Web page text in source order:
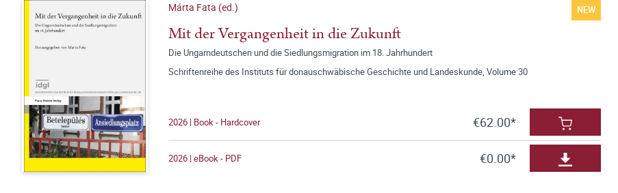
Márta Fata (ed.)
Mit der Vergangenheit in die Zukunft
NEW
Die Ungarndeutschen und die Siedlungsmigration im 18. Jahrhundert
Schriftenreihe des Instituts für donauschwäbische Geschichte und Landeskunde, Volume 30
2026 | Book - Hardcover €62.00*
2026 | eBook - PDF €0.00*